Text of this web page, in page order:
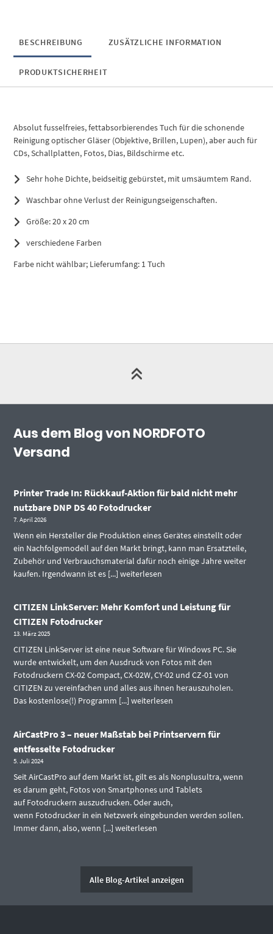
BESCHREIBUNG ZUSÄTZLICHE INFORMATION
PRODUKTSICHERHEIT
Absolut fusselfreies, fettabsorbierendes Tuch für die schonende
Reinigung optischer Gläser (Objektive, Brillen, Lupen), aber auch für
CDs, Schallplatten, Fotos, Dias, Bildschirme etc.
Sehr hohe Dichte, beidseitig gebürstet, mit umsäumtem Rand.
Waschbar ohne Verlust der Reinigungseigenschaften.
Größe: 20 x 20 cm
verschiedene Farben
Farbe nicht wählbar; Lieferumfang: 1 Tuch
Aus dem Blog von NORDFOTO
Versand
Printer Trade In: Rückkauf-Aktion für bald nicht mehr
nutzbare DNP DS 40 Fotodrucker
7. April 2026
Wenn ein Hersteller die Produktion eines Gerätes einstellt oder
ein Nachfolgemodell auf den Markt bringt, kann man Ersatzteile,
Zubehör und Verbrauchsmaterial dafür noch einige Jahre weiter
kaufen. Irgendwann ist es [...]weiterlesen
CITIZEN LinkServer: Mehr Komfort und Leistung für
CITIZEN Fotodrucker
13. März 2025
CITIZEN LinkServer ist eine neue Software für Windows PC. Sie
wurde entwickelt, um den Ausdruck von Fotos mit den
Fotodruckern CX-02 Compact, CX-02W, CY-02 und CZ-01 von
CITIZEN zu vereinfachen und alles aus ihnen herauszuholen.
Das kostenlose(!) Programm [...]weiterlesen
AirCastPro 3 – neuer Maßstab bei Printservern für
entfesselte Fotodrucker
5. Juli 2024
Seit AirCastPro auf dem Markt ist, gilt es als Nonplusultra, wenn
es darum geht, Fotos von Smartphones und Tablets
auf Fotodruckern auszudrucken. Oder auch,
wenn Fotodrucker in ein Netzwerk eingebunden werden sollen.
Immer dann, also, wenn [...]weiterlesen
Alle Blog-Artikel anzeigen